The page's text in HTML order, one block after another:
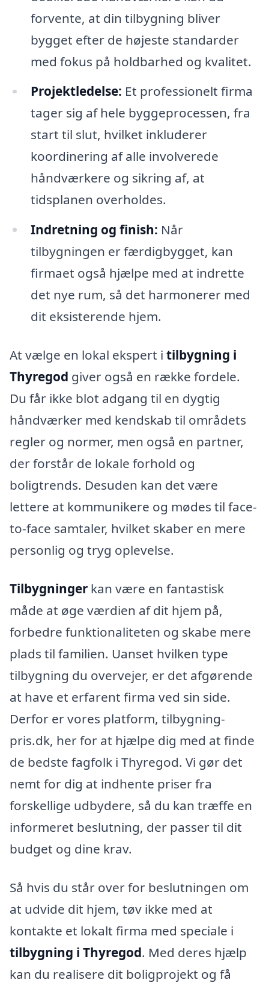
forvente, at din tilbygning bliver
bygget efter de højeste standarder
med fokus på holdbarhed og kvalitet.
Projektledelse: Et professionelt firma
tager sig af hele byggeprocessen, fra
start til slut, hvilket inkluderer
koordinering af alle involverede
håndværkere og sikring af, at
tidsplanen overholdes.
Indretning og finish: Når
tilbygningen er færdigbygget, kan
firmaet også hjælpe med at indrette
det nye rum, så det harmonerer med
dit eksisterende hjem.
At vælge en lokal ekspert i tilbygning i
Thyregod giver også en række fordele.
Du får ikke blot adgang til en dygtig
håndværker med kendskab til områdets
regler og normer, men også en partner,
der forstår de lokale forhold og
boligtrends. Desuden kan det være
lettere at kommunikere og mødes til face-
to-face samtaler, hvilket skaber en mere
personlig og tryg oplevelse.
Tilbygninger kan være en fantastisk
måde at øge værdien af dit hjem på,
forbedre funktionaliteten og skabe mere
plads til familien. Uanset hvilken type
tilbygning du overvejer, er det afgørende
at have et erfarent firma ved sin side.
Derfor er vores platform, tilbygning-
pris.dk, her for at hjælpe dig med at finde
de bedste fagfolk i Thyregod. Vi gør det
nemt for dig at indhente priser fra
forskellige udbydere, så du kan træffe en
informeret beslutning, der passer til dit
budget og dine krav.
Så hvis du står over for beslutningen om
at udvide dit hjem, tøv ikke med at
kontakte et lokalt firma med speciale i
tilbygning i Thyregod. Med deres hjælp
kan du realisere dit boligprojekt og få